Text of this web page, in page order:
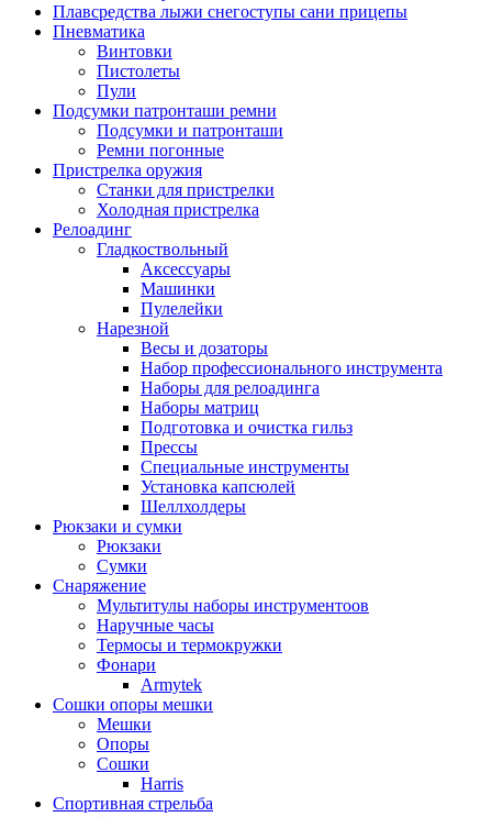
Плавсредства лыжи снегоступы сани прицепы
Пневматика
Винтовки
Пистолеты
Пули
Подсумки патронташи ремни
Подсумки и патронташи
Ремни погонные
Пристрелка оружия
Станки для пристрелки
Холодная пристрелка
Релоадинг
Гладкоствольный
Аксессуары
Машинки
Пулелейки
Нарезной
Весы и дозаторы
Набор профессионального инструмента
Наборы для релоадинга
Наборы матриц
Подготовка и очистка гильз
Прессы
Специальные инструменты
Установка капсюлей
Шеллхолдеры
Рюкзаки и сумки
Рюкзаки
Сумки
Снаряжение
Мультитулы наборы инструментоов
Наручные часы
Термосы и термокружки
Фонари
Armytek
Сошки опоры мешки
Мешки
Опоры
Сошки
Harris
Спортивная стрельба